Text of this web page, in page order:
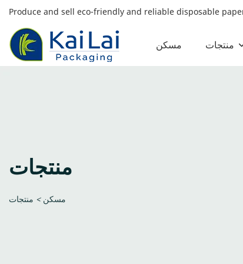
Produce and sell eco-friendly and reliable disposable
مسكن منتجات
منتجات
مسكن > منتجات